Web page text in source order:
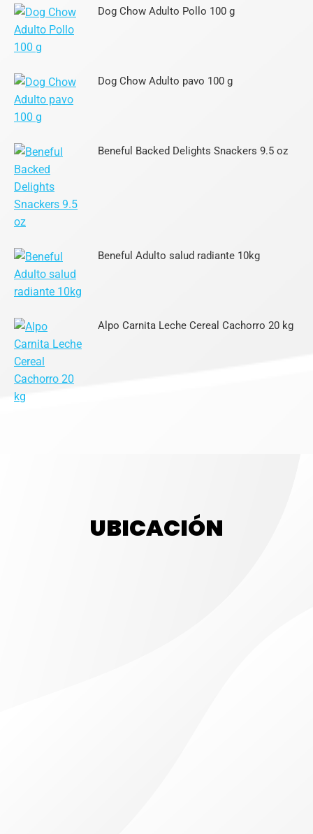
Dog Chow Adulto Pollo 100 g
Dog Chow Adulto pavo 100 g
Beneful Backed Delights Snackers 9.5 oz
Beneful Adulto salud radiante 10kg
Alpo Carnita Leche Cereal Cachorro 20 kg
UBICACIÓN